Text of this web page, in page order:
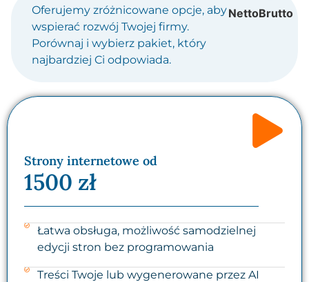
Oferujemy zróżnicowane opcje, aby
wspierać rozwój Twojej firmy.
Porównaj i wybierz pakiet, który
najbardziej Ci odpowiada.
NettoBrutto
Strony internetowe od
1500 zł
Łatwa obsługa, możliwość samodzielnej
edycji stron bez programowania
Treści Twoje lub wygenerowane przez AI